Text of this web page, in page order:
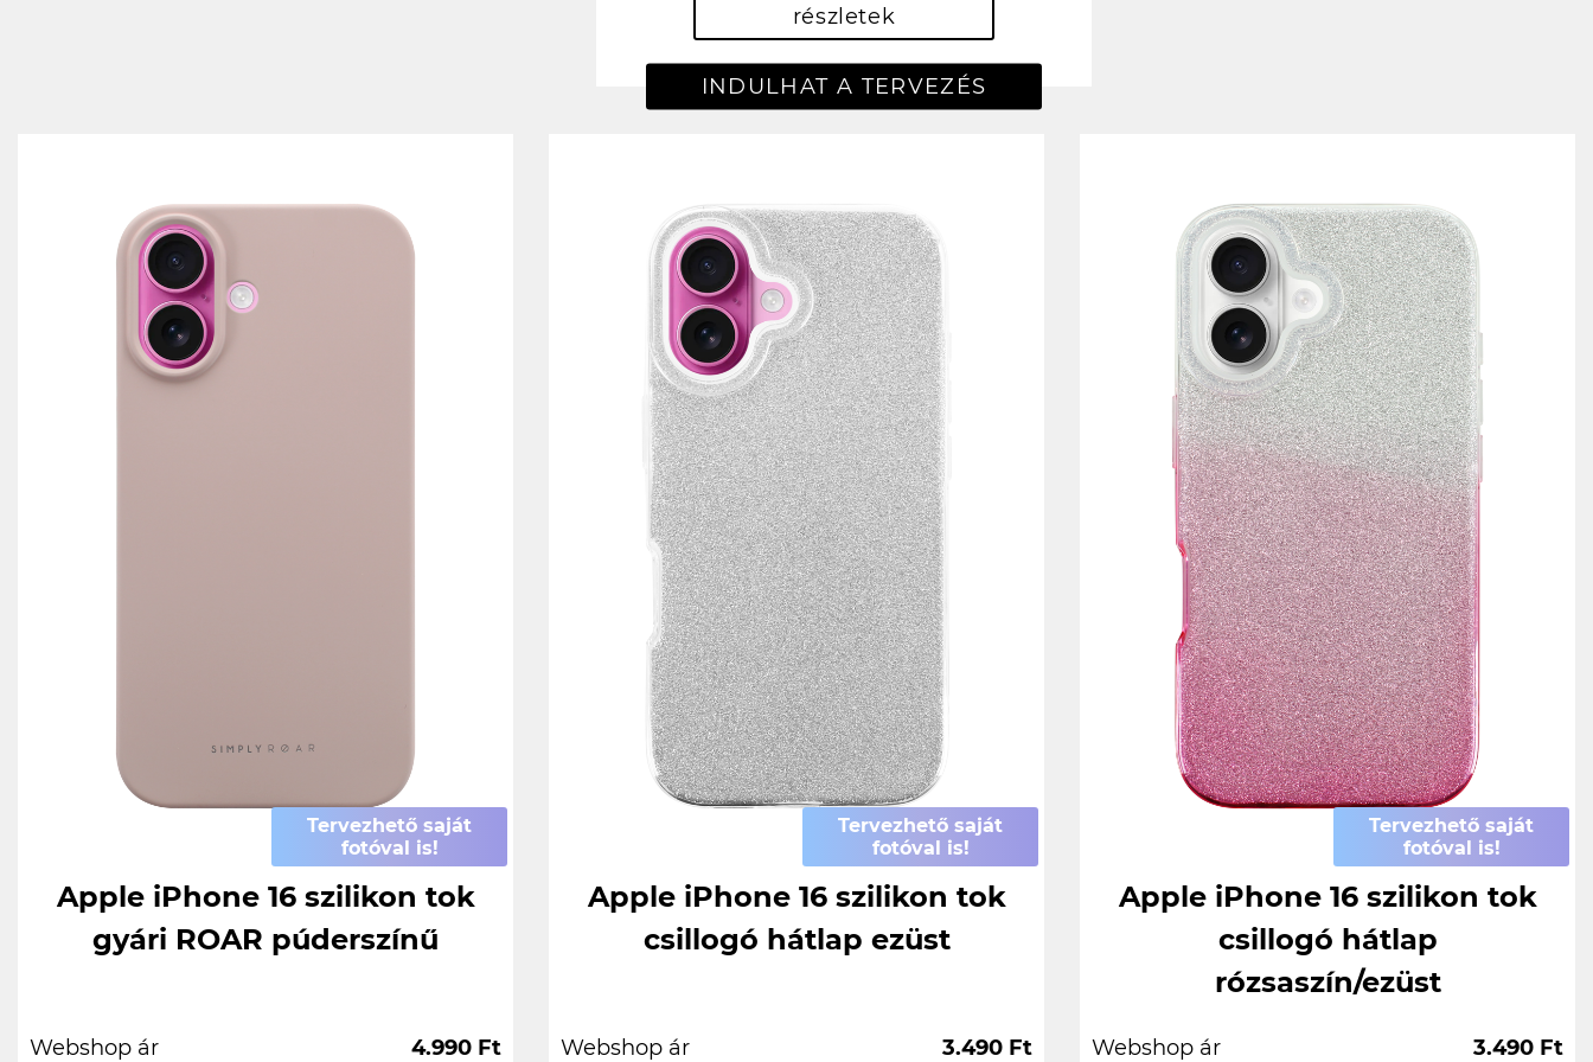
részletek
INDULHAT A TERVEZÉS
Tervezhető saját
fotóval is!
Apple iPhone 16 szilikon tok
gyári ROAR púderszínű
Webshop ár 4.990 Ft
Tervezhető saját
fotóval is!
Apple iPhone 16 szilikon tok
csillogó hátlap ezüst
Webshop ár 3.490 Ft
Tervezhető saját
fotóval is!
Apple iPhone 16 szilikon tok
csillogó hátlap
rózsaszín/ezüst
Webshop ár 3.490 Ft